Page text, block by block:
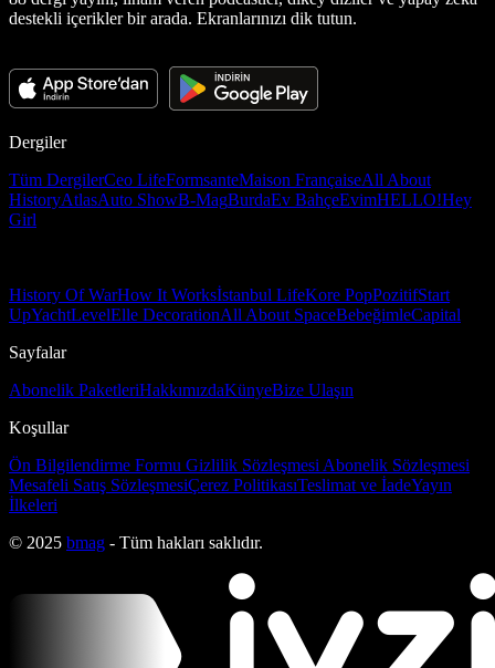
destekli içerikler bir arada. Ekranlarınızı dik tutun.
Dergiler
Tüm DergilerCeo LifeFormsanteMaison FrançaiseAll About
HistoryAtlasAuto ShowB-MagBurdaEv BahçeEvimHELLO!Hey
Girl
History Of WarHow It Worksİstanbul LifeKore PopPozitifStart
UpYachtLevelElle DecorationAll About SpaceBebeğimleCapital
Sayfalar
Abonelik PaketleriHakkımızdaKünyeBize Ulaşın
Koşullar
Ön Bilgilendirme Formu Gizlilik Sözleşmesi Abonelik Sözleşmesi
Mesafeli Satış SözleşmesiÇerez PolitikasıTeslimat ve İadeYayın
İlkeleri
© 2025 bmag - Tüm hakları saklıdır.